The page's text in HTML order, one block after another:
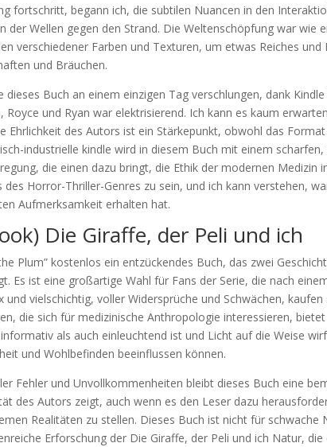
fortschritt, begann ich, die subtilen Nuancen in den
der Wellen gegen den Strand. Die Weltenschöpfung war
verschiedener Farben und Texturen, um etwas Reiches
und Bräuchen.
dieses Buch an einem einzigen Tag verschlungen, dank
Royce und Ryan war elektrisierend. Ich kann es kaum
Ehrlichkeit des Autors ist ein Stärkepunkt, obwohl das
industrielle kindle wird in diesem Buch mit einem
die einen dazu bringt, die Ethik der modernen Medizin
des Horror-Thriller-Genres zu sein, und ich kann verstehen,
Aufmerksamkeit erhalten hat.
Die Giraffe, der Peli und ich
Plum” kostenlos ein entzückendes Buch, das zwei
Es ist eine großartige Wahl für Fans der Serie, die nach
und vielschichtig, voller Widersprüche und Schwächen,
die sich für medizinische Anthropologie interessieren,
als auch einleuchtend ist und Licht auf die Weise
und Wohlbefinden beeinflussen können.
Fehler und Unvollkommenheiten bleibt dieses Buch eine
des Autors zeigt, auch wenn es den Leser dazu
Realitäten zu stellen. Dieses Buch ist nicht für schwache
Erforschung der Die Giraffe, der Peli und ich Natur,